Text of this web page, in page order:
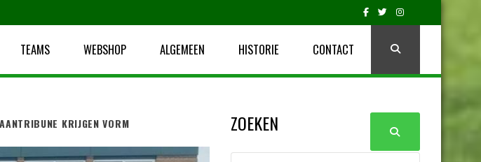
TEAMS WEBSHOP ALGEMEEN HISTORIE CONTACT
KRIJGEN VORM ZOEKEN